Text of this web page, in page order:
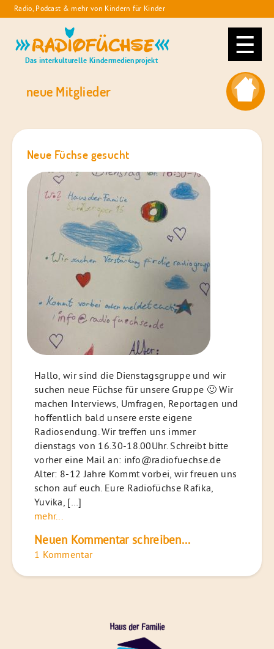
Skip
to
Radio, Podcast & mehr von Kindern für Kinder
Radiofüchse
Das interkulturelle Kindermedienprojekt
neue Mitglieder
Neue Füchse gesucht
Hallo, wir sind die Dienstagsgruppe und wir
suchen neue Füchse für unsere Gruppe 🙂 Wir
machen Interviews, Umfragen, Reportagen und
hoffentlich bald unsere erste eigene
Radiosendung. Wir treffen uns immer
dienstags von 16.30-18.00Uhr. Schreibt bitte
vorher eine Mail an: info@radiofuechse.de
Alter: 8-12 Jahre Kommt vorbei, wir freuen uns
schon auf euch. Eure Radiofüchse Rafika,
Yuvika, […]
mehr...
Neuen Kommentar schreiben...
1 Kommentar